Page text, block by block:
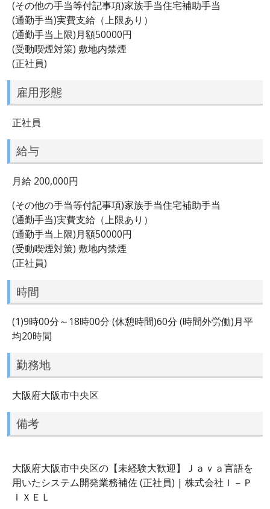
(その他の手当等付記事項)家族手当住宅補助手当
(通勤手当)実費支給（上限あり）
(通勤手当上限)月額50000円
(受動喫煙対策) 敷地内禁煙
(正社員)
雇用形態
正社員
給与
月給 200,000円
(その他の手当等付記事項)家族手当住宅補助手当
(通勤手当)実費支給（上限あり）
(通勤手当上限)月額50000円
(受動喫煙対策) 敷地内禁煙
(正社員)
時間
(1)9時00分～18時00分 (休憩時間)60分 (時間外労働)月平
均20時間
勤務地
大阪府大阪市中央区
備考
大阪府大阪市中央区の【未経験大歓迎】Ｊａｖａ言語を
用いたシステム開発業務補佐 (正社員) | 株式会社Ｉ－Ｐ
ＩＸＥＬ